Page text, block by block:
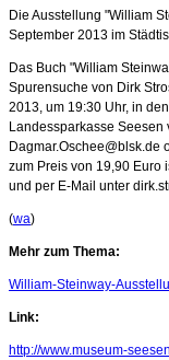
Die Ausstellung "William
September 2013 im
Das Buch "William
Spurensuche von Dirk
2013, um 19:30 Uhr, in
Landessparkasse
Dagmar.Oschee@blsk.de
zum Preis von 19,90 Euro
und per E-Mail unter
(wa)
Mehr zum Thema:
William-Steinway-
Link:
http://www.museum-